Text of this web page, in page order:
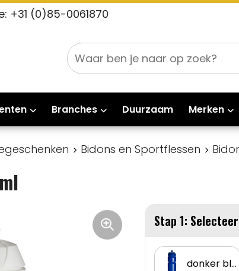
+31 (0)85-0061870
Branches Duurzaam Merken
Bidons en Sportflessen
Stap 1:
donker blauw